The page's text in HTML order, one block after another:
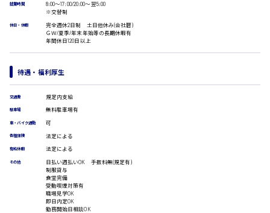
IT・クリエイティブ系
DTPオペレーター
CADオペレーター
WEBデザイナー
カスタマーエンジニア
時給1500円以上
時給制すべて
就業時間
8:00〜17:00/20:00〜翌5:00
※交替制
休日・休暇
完全週休2日制 土日他休み(会社暦)
ＧＷ/夏季/年末年始等の長期休暇有
年間休日120日以上
待遇・福利厚生
交通費 規定内支給
駐車場 無料駐車場有
車・バイク通勤 可
各種保険 法定による
有給休暇 法定による
その他
日払い週払いOK 手数料無(規定有)
制服貸与
食堂完備
受動喫煙対策有
職場見学OK
即日内定OK
勤務開始日相談OK